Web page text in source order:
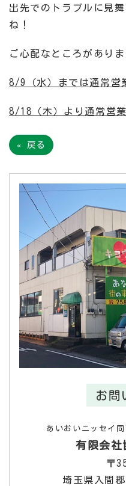
出先でのトラブルに見
ね！
ご心配なところがあり
8/9（水）までは通常営
8/18（木）より通常営業
« 戻る
お問
あいおいニッセイ
有限会社
〒
埼玉県入間